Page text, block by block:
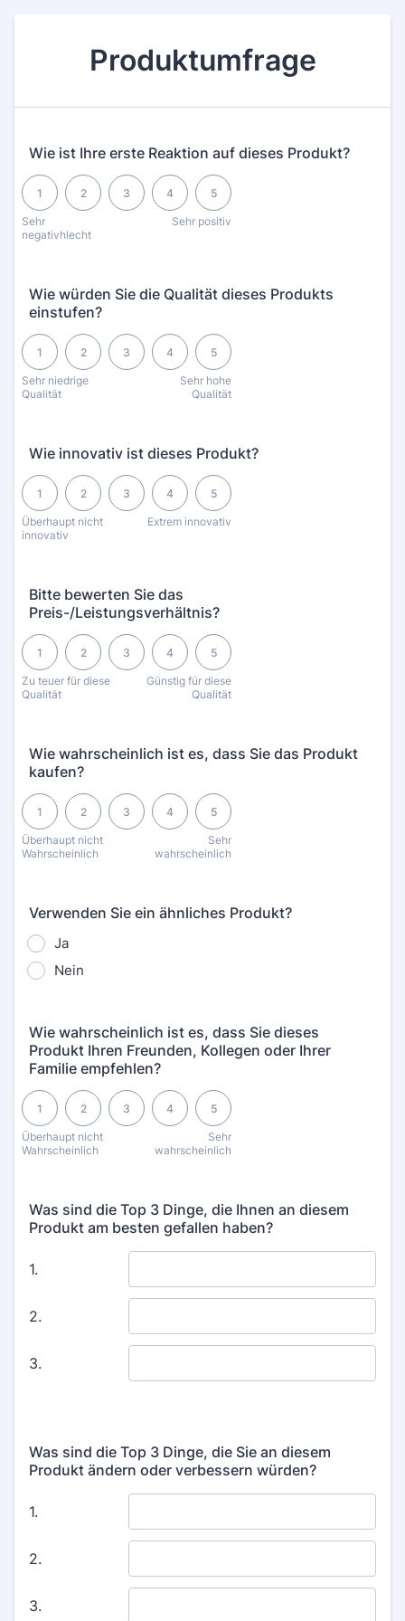
Produktumfrage
Wie ist Ihre erste Reaktion auf dieses Produkt?
Sehr
negativhlecht
1 2 3 4
Sehr positiv
5
1 is Sehr negativhlecht, 5 is Sehr positiv
Wie würden Sie die Qualität dieses Produkts
einstufen?
Sehr niedrige
Qualität
1 2 3 4
Sehr hohe
Qualität
5
1 is Sehr niedrige Qualität, 5 is Sehr hohe Qualität
Wie innovativ ist dieses Produkt?
Überhaupt nicht
innovativ
1 2 3 4
Extrem innovativ
5
1 is Überhaupt nicht innovativ, 5 is Extrem innovativ
Bitte bewerten Sie das
Preis-/Leistungsverhältnis?
Zu teuer für diese
Qualität
1 2 3 4
Günstig für diese
Qualität
5
1 is Zu teuer für diese Qualität, 5 is Günstig für diese Qualität
Wie wahrscheinlich ist es, dass Sie das Produkt
kaufen?
Überhaupt nicht
Wahrscheinlich
1 2 3 4
Sehr
wahrscheinlich
5
1 is Überhaupt nicht Wahrscheinlich, 5 is Sehr wahrscheinlich
Verwenden Sie ein ähnliches Produkt?
Ja
Nein
Wie wahrscheinlich ist es, dass Sie dieses
Produkt Ihren Freunden, Kollegen oder Ihrer
Familie empfehlen?
Überhaupt nicht
Wahrscheinlich
1 2 3 4
Sehr
wahrscheinlich
5
1 is Überhaupt nicht Wahrscheinlich, 5 is Sehr wahrscheinlich
Was sind die Top 3 Dinge, die Ihnen an diesem
Produkt am besten gefallen haben?
Was sind die Top 3 Dinge, die Sie an diesem
Produkt ändern oder verbessern würden?